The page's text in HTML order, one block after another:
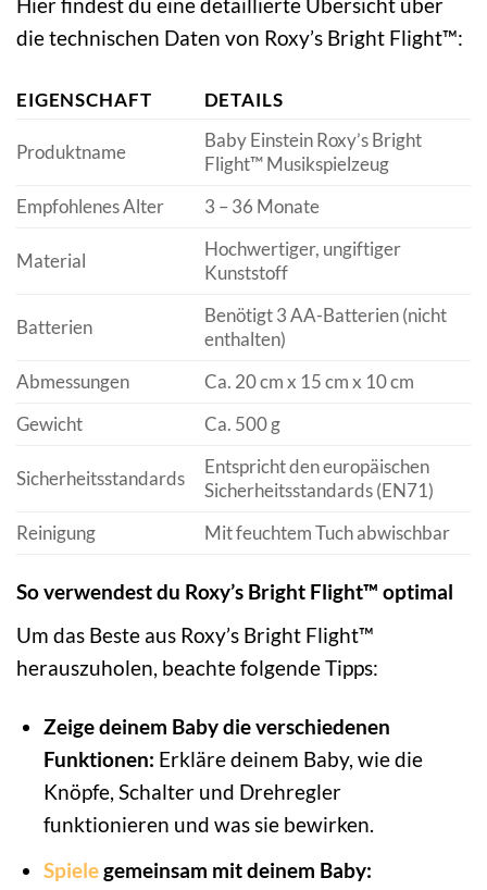
die technischen Daten von Roxy’s Bright Flight™:
EIGENSCHAFT DETAILS
Produktname
Baby Einstein Roxy’s Bright
Flight™ Musikspielzeug
Empfohlenes Alter
3 – 36 Monate
Material
Hochwertiger, ungiftiger
Kunststoff
Batterien
Benötigt 3 AA-Batterien (nicht
enthalten)
Abmessungen
Ca. 20 cm x 15 cm x 10 cm
Gewicht
Ca. 500 g
Sicherheitsstandards
Entspricht den europäischen
Sicherheitsstandards (EN71)
Reinigung
Mit feuchtem Tuch abwischbar
So verwendest du Roxy’s Bright Flight™ optimal
Um das Beste aus Roxy’s Bright Flight™
herauszuholen, beachte folgende Tipps:
Zeige deinem Baby die verschiedenen
Funktionen: Erkläre deinem Baby, wie die
Knöpfe, Schalter und Drehregler
funktionieren und was sie bewirken.
Spielegemeinsam mit deinem Baby: